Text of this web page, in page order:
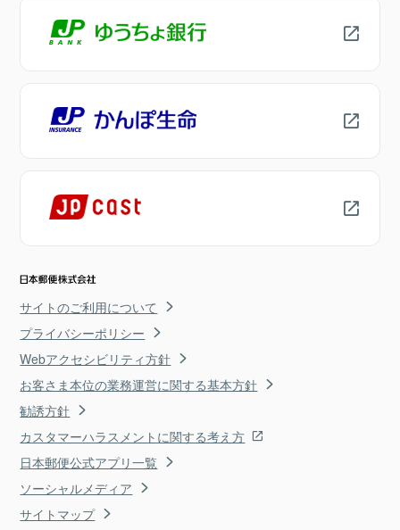
サイトのご利用について
プライバシーポリシー
Webアクセシビリティ方針
お客さま本位の業務運営に関する基本方針
勧誘方針
カスタマーハラスメントに関する考え方
日本郵便公式アプリ一覧
ソーシャルメディア
サイトマップ